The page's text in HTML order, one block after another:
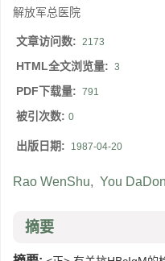
解放军总医院
文章访问数: 2173
HTML全文浏览量: 3
PDF下载量: 791
被引次数: 0
出版日期: 1987-04-20
Rao WenShu, You
摘要